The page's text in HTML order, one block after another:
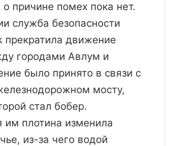
причине помех пока нет.
служба безопасности
прекратила движение
городами Авлум и
было принято в связи с
мосту,
стал бобер.
им плотина изменила
из-за чего водой